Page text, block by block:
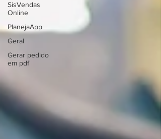
SisVendas
Online
PlanejaApp
Geral
Gerar pedido
em pdf